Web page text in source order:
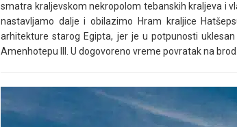
smatra kraljevskom nekropolom tebanskih kraljeva i
nastavljamo dalje i obilazimo Hram kraljice
arhitekture starog Egipta, jer je u potpunosti
Amenhotepu III. U dogovoreno vreme povratak na brod.